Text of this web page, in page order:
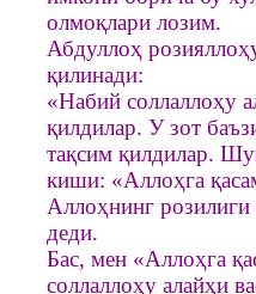
олмоқлари лозим.
Абдуллоҳ
қилинади:
«Набий соллаллоҳу
қилдилар. У зот
тақсим қилдилар.
киши: «Аллоҳга
Аллоҳнинг
деди.
Бас, мен «Аллоҳга
соллаллоҳу алайҳи